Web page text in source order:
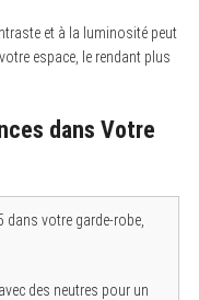
et à la luminosité peut
espace, le rendant plus
dans Votre
dans votre garde-robe,
des neutres pour un